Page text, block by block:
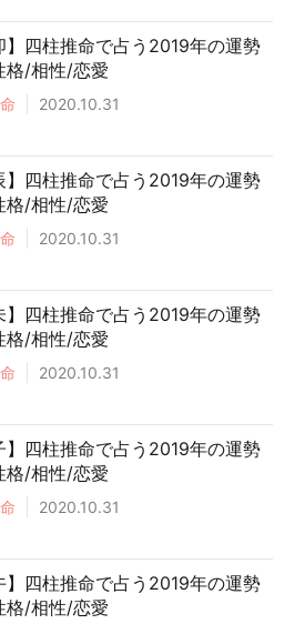
】四柱推命で占う2019年の運勢
格/相性/恋愛
2020.10.31
】四柱推命で占う2019年の運勢
格/相性/恋愛
2020.10.31
】四柱推命で占う2019年の運勢
格/相性/恋愛
2020.10.31
】四柱推命で占う2019年の運勢
格/相性/恋愛
2020.10.31
】四柱推命で占う2019年の運勢
格/相性/恋愛